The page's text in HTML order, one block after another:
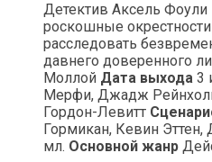
Детектив Аксель Фоули
роскошные
расследовать
давнего доверенного
Моллой Дата выхода 3
Мерфи, Джадж
Гордон-Левитт
Гормикан, Кевин
мл. Основной жанр